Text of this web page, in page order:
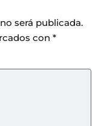
será publicada.
con *